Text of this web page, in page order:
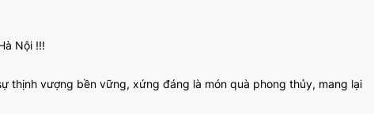
Nội !!!
thịnh vượng bền vững, xứng đáng là món quà phong thủy, mang lại